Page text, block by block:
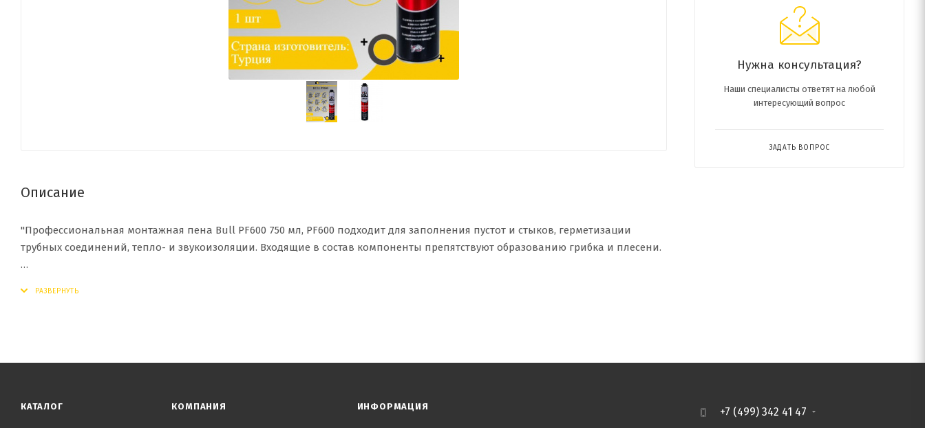
Описание
"Профессиональная монтажная пена Bull PF600 750 мл, PF600 подходит для заполнения пустот и стыков, герметизации
трубных соединений, тепло- и звукоизоляции. Входящие в состав компоненты препятствуют образованию грибка и плесени.
Нужна консультация?
Наши специалисты ответят на любой
интересующий вопрос
ЗАДАТЬ ВОПРОС
КАТАЛОГ КОМПАНИЯ ИНФОРМАЦИЯ +7 (499) 342 41 47